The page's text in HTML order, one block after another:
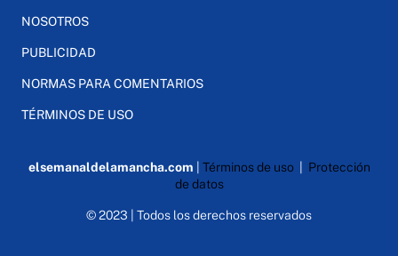
NOSOTROS
PUBLICIDAD
NORMAS PARA COMENTARIOS
TÉRMINOS DE USO
elsemanaldelamancha.com Términos de uso| Protección
de datos
© 2023 | Todos los derechos reservados